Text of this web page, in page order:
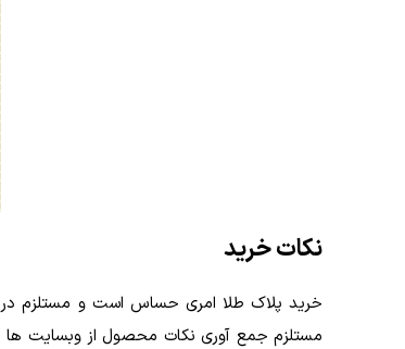
نکات خرید
خرید پلاک طلا امری حساس است و مستلزم در
مستلزم جمع آوری نکات محصول از وبسایت ها